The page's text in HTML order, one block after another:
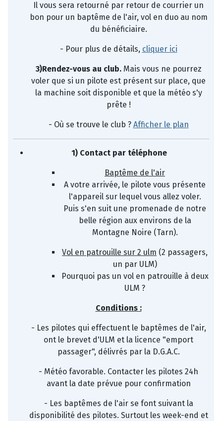
Il vous sera retourné par retour de courrier un
bon pour un baptême de l'air, vol en duo au nom
du bénéficiaire.
- Pour plus de détails, cliquer ici
3)Rendez-vous au club.Mais vous ne pourrez
voler que si un pilote est présent sur place, que
la machine soit disponible et que la météo s'y
prête !
- Où se trouve le club ? Afficher le plan
1) Contact par téléphone
Baptême de l'air
A votre arrivée, le pilote vous présente
l'appareil sur lequel vous allez voler.
Puis s'en suit une promenade de notre
belle région aux environs de la
Montagne Noire (Tarn).
Vol en patrouille sur 2 ulm (2 passagers,
un par ULM)
Pourquoi pas un vol en patrouille à deux
ULM ?
Conditions :
- Les pilotes qui effectuent le baptêmes de l'air,
ont le brevet d'ULM et la licence "emport
passager", délivrés par la D.G.A.C.
- Météo favorable. Contacter les pilotes 24h
avant la date prévue pour confirmation
- Les baptêmes de l'air se font suivant la
disponibilité des pilotes. Surtout les week-end et